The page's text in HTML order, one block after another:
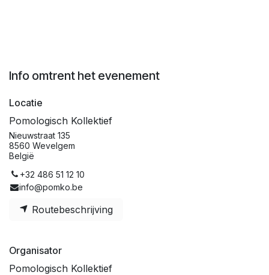
Info omtrent het evenement
Locatie
Pomologisch Kollektief
Nieuwstraat 135
8560 Wevelgem
België
+32 486 51 12 10
info@pomko.be
Routebeschrijving
Organisator
Pomologisch Kollektief